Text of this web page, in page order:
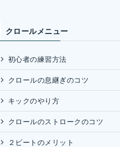
クロールメニュー
初心者の練習方法
クロールの息継ぎのコツ
キックのやり方
クロールのストロークのコツ
２ビートのメリット